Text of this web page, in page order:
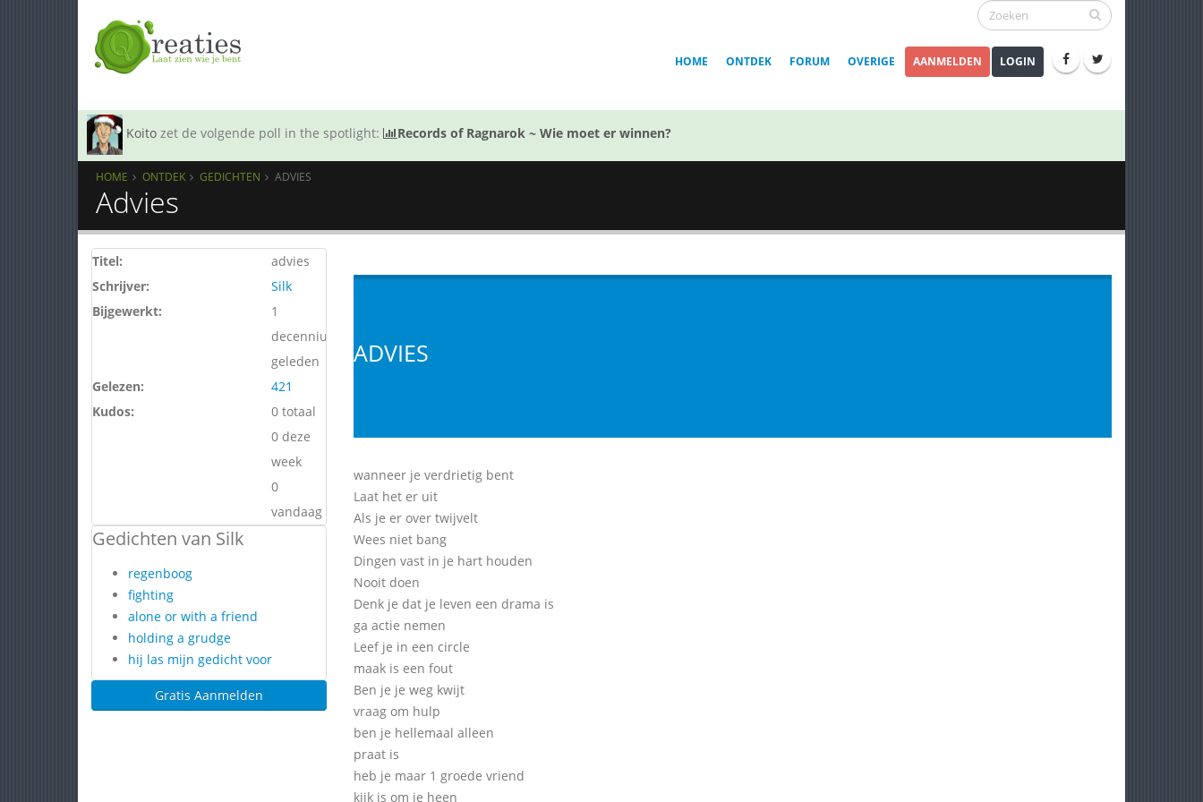
HOME ONTDEK FORUM OVERIGE AANMELDEN LOGIN
Koito zet de volgende poll in the spotlight: Records of Ragnarok ~ Wie moet er winnen?
HOME ONTDEK GEDICHTEN ADVIES
Advies
Titel:
advies
Schrijver:
Silk
Bijgewerkt:
1
decennium
geleden
Gelezen:
421
Kudos:
0 totaal
0 deze
week
0
vandaag
Gedichten van Silk
regenboog
fighting
alone or with a friend
holding a grudge
hij las mijn gedicht voor
Gratis Aanmelden
ADVIES
wanneer je verdrietig bent
Laat het er uit
Als je er over twijvelt
Wees niet bang
Dingen vast in je hart houden
Nooit doen
Denk je dat je leven een drama is
ga actie nemen
Leef je in een circle
maak is een fout
Ben je je weg kwijt
vraag om hulp
ben je hellemaal alleen
praat is
heb je maar 1 groede vriend
kijk is om je heen